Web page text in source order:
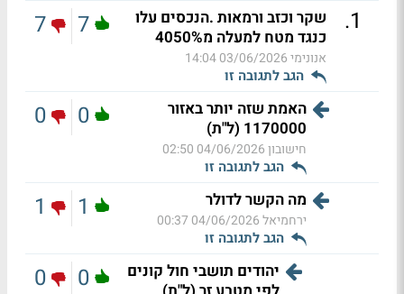
1
.
שקר וכזב ורמאות .הנכסים עלו
כנגד מטח למעלה מ4050%
אנונימי03/06/2026 14:04
הגב לתגובה זו
7
7
האמת שזה יותר באזור
1170000 (ל"ת)
חישובון04/06/2026 02:50
הגב לתגובה זו
0
0
מה הקשר לדולר
ירחמיאל04/06/2026 00:37
הגב לתגובה זו
1
1
יהודים תושבי חול קונים
0
0